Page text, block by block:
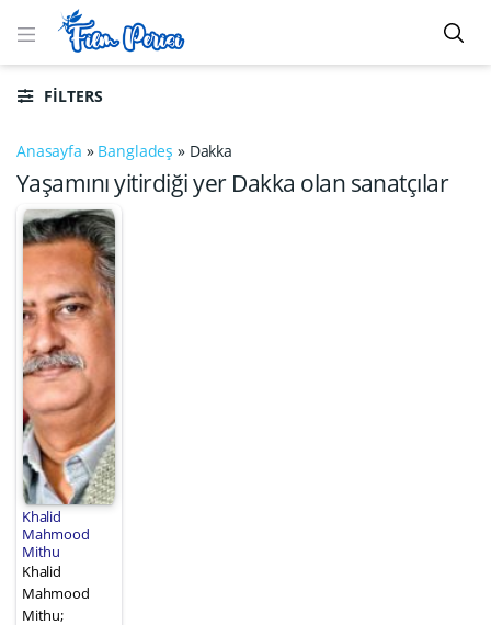
FILTERS
Anasayfa » Bangladeş » Dakka
Yaşamını yitirdiği yer Dakka olan sanatçılar
Khalid
Mahmood
Mithu
Khalid
Mahmood
Mithu;